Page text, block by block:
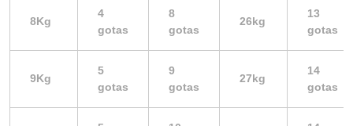
8Kg
4
gotas
8
gotas
26kg
13
gotas
9Kg
5
gotas
9
gotas
27kg
14
gotas